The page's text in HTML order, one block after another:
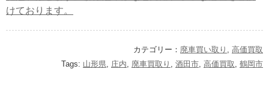
けております。
カテゴリー： 廃車買い取り
高価買取
Tags: 山形県 庄内 廃車買取り 酒田市 高価買取 鶴岡市